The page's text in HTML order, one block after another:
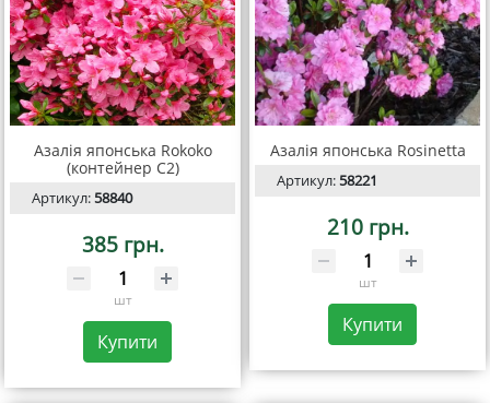
Азалія японська Rokoko
(контейнер С2)
Артикул:58840
385 грн.
шт
Купити
Азалія японська Rosinetta
Артикул:58221
210 грн.
шт
Купити